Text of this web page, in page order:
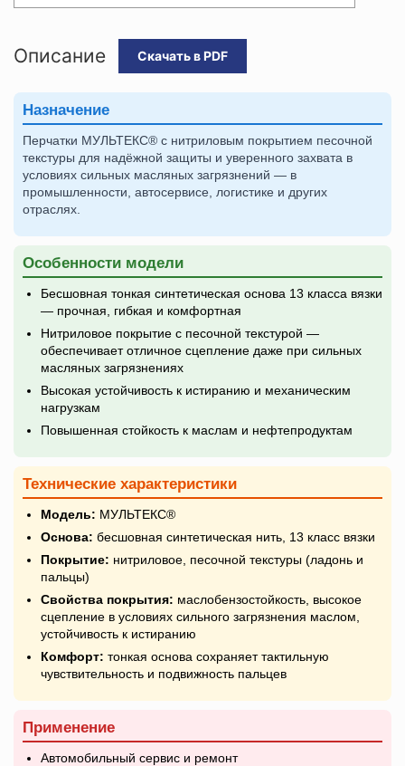
Описание Скачать в PDF
Назначение
Перчатки МУЛЬТЕКС® с нитриловым покрытием песочной
текстуры для надёжной защиты и уверенного захвата в
условиях сильных масляных загрязнений — в
промышленности, автосервисе, логистике и других
отраслях.
Особенности модели
Бесшовная тонкая синтетическая основа 13 класса вязки
— прочная, гибкая и комфортная
Нитриловое покрытие с песочной текстурой —
обеспечивает отличное сцепление даже при сильных
масляных загрязнениях
Высокая устойчивость к истиранию и механическим
нагрузкам
Повышенная стойкость к маслам и нефтепродуктам
Технические характеристики
Модель: МУЛЬТЕКС®
Основа: бесшовная синтетическая нить, 13 класс вязки
Покрытие: нитриловое, песочной текстуры (ладонь и
пальцы)
Свойства покрытия: маслобензостойкость, высокое
сцепление в условиях сильного загрязнения маслом,
устойчивость к истиранию
Комфорт: тонкая основа сохраняет тактильную
чувствительность и подвижность пальцев
Применение
Автомобильный сервис и ремонт